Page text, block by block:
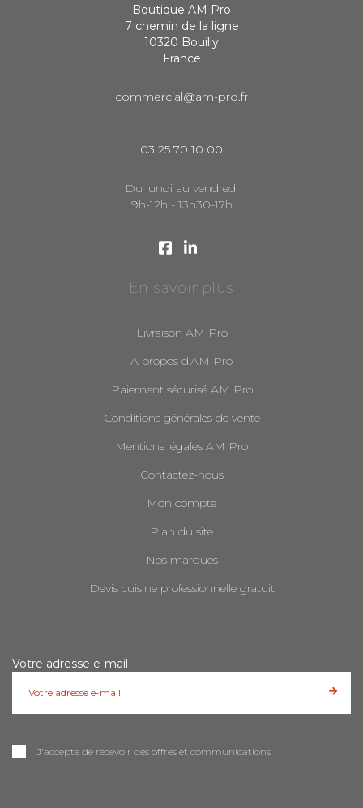
Boutique AM Pro
7 chemin de la ligne
10320 Bouilly
France
commercial@am-pro.fr
03 25 70 10 00
Du lundi au vendredi
9h-12h - 13h30-17h
En savoir plus
Livraison AM Pro
A propos d'AM Pro
Paiement sécurisé AM Pro
Conditions générales de vente
Mentions légales AM Pro
Contactez-nous
Mon compte
Plan du site
Nos marques
Devis cuisine professionnelle gratuit
Votre adresse e-mail
J'accepte de recevoir des offres et communications